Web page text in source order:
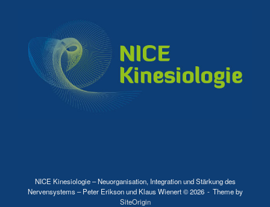
NICE Kinesiologie – Neuorganisation, Integration und Stärkung des
Nervensystems – Peter Erikson und Klaus Wienert © 2026
Theme by
SiteOrigin